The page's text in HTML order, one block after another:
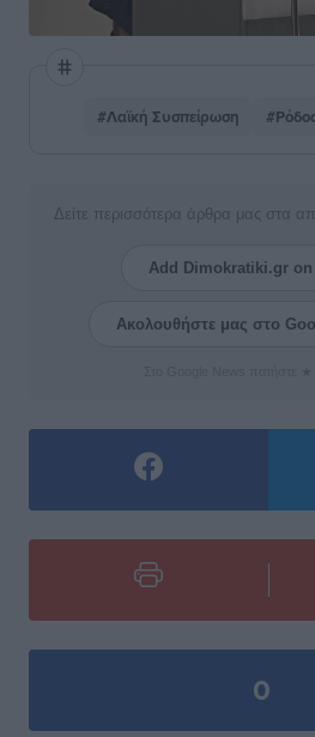
#Λαϊκή Συσπείρωση
Δείτε περισσότερα άρθρα μας στα
Add Dimokratiki.gr
Ακολουθήστε μας στο
0